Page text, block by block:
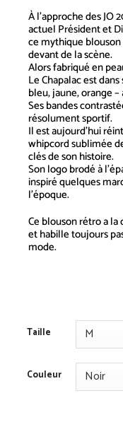
À l’approche des JO
actuel Président et
ce mythique
devant de la scène.
Alors fabriqué en
Le Chapalac est
bleu, jaune, orange
Ses bandes
résolument sportif.
Il est aujourd’hui
whipcord sublimée
clés de son histoire.
Son logo brodé à
inspiré quelques
l’époque.
Ce blouson rétro a
et habille toujours
mode.
Taille
Couleur